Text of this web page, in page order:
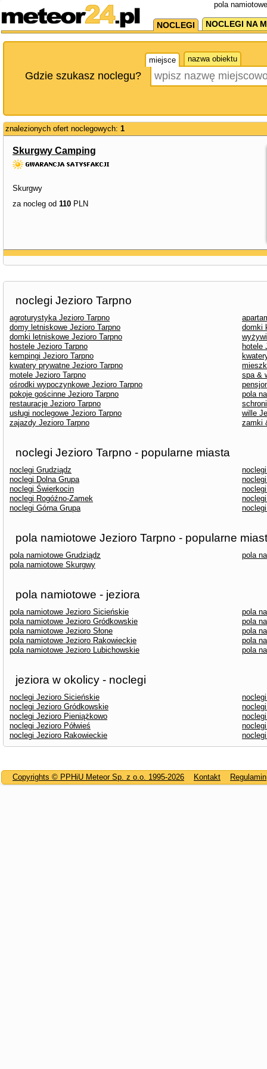
pola
NOCLEGI NOCLEGI NA
miejsce nazwa obiektu
Gdzie szukasz noclegu?
znalezionych ofert noclegowych: 1
Skurgwy Camping
Skurgwy
za nocleg od 110 PLN
noclegi Jezioro Tarpno
agroturystyka Jezioro Tarpno
domy letniskowe Jezioro Tarpno
domki
domki letniskowe Jezioro Tarpno
hostele Jezioro Tarpno
hotele
kempingi Jezioro Tarpno
kwatery prywatne Jezioro Tarpno
motele Jezioro Tarpno
spa &
ośrodki wypoczynkowe Jezioro Tarpno
pokoje gościnne Jezioro Tarpno
pola
restauracje Jezioro Tarpno
usługi noclegowe Jezioro Tarpno
wille
zajazdy Jezioro Tarpno
zamki
noclegi Jezioro Tarpno - popularne miasta
noclegi Grudziądz
noclegi Dolna Grupa
noclegi Świerkocin
noclegi Rogóźno-Zamek
noclegi
noclegi Górna Grupa
pola namiotowe Jezioro Tarpno - popularne
pola namiotowe Grudziądz
pola
pola namiotowe Skurgwy
pola namiotowe - jeziora
pola namiotowe Jezioro Sicieńskie
pola
pola namiotowe Jezioro Gródkowskie
pola
pola namiotowe Jezioro Słone
pola
pola namiotowe Jezioro Rakowieckie
pola
pola namiotowe Jezioro Lubichowskie
pola
jeziora w okolicy - noclegi
noclegi Jezioro Sicieńskie
noclegi Jezioro Gródkowskie
noclegi Jezioro Pieniążkowo
noclegi Jezioro Półwieś
noclegi Jezioro Rakowieckie
Copyrights © PPHiU Meteor Sp. z o.o. 1995-2026 Kontakt Regulamin